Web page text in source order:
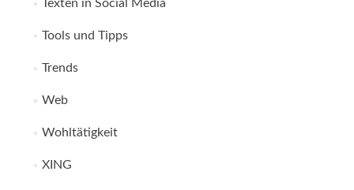
Texten in Social Media
Tools und Tipps
Trends
Web
Wohltätigkeit
XING